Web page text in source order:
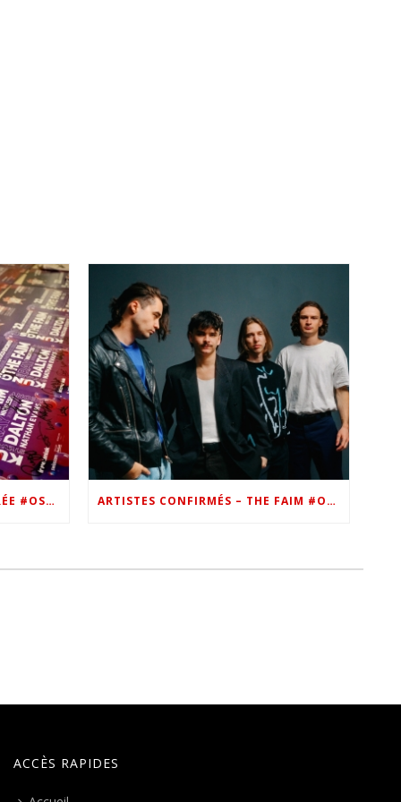
VIP – LES PHOTOS DE LA SOIRÉE #OSN22 ARTISTES CONFIRMÉS – THE FAIM #OSN22
ACCÈS RAPIDES